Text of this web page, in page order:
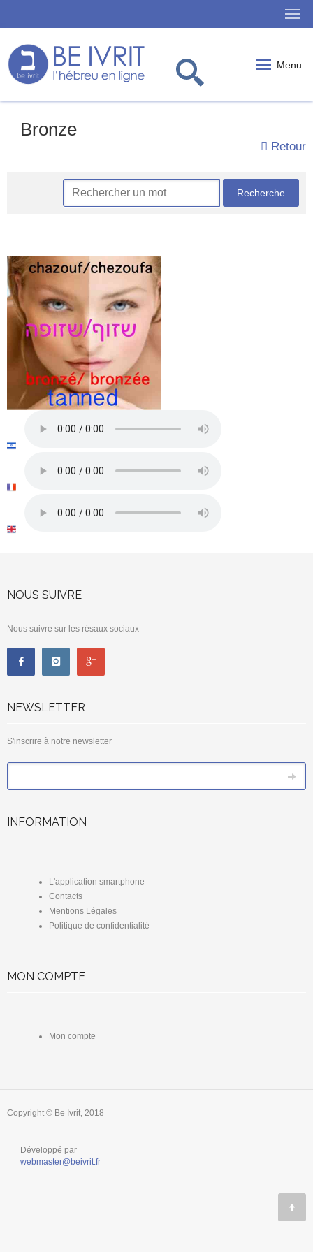
Menu
Bronze
Retour
NOUS SUIVRE
Nous suivre sur les résaux sociaux
NEWSLETTER
S'inscrire à notre newsletter
INFORMATION
L'application smartphone
Contacts
Mentions Légales
Politique de confidentialité
MON COMPTE
Mon compte
Copyright © Be Ivrit, 2018
Développé par
webmaster@beivrit.fr